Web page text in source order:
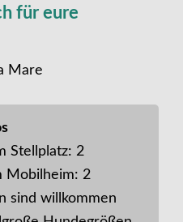
für eure
Mare
Stellplatz: 2
Mobilheim: 2
sind willkommen